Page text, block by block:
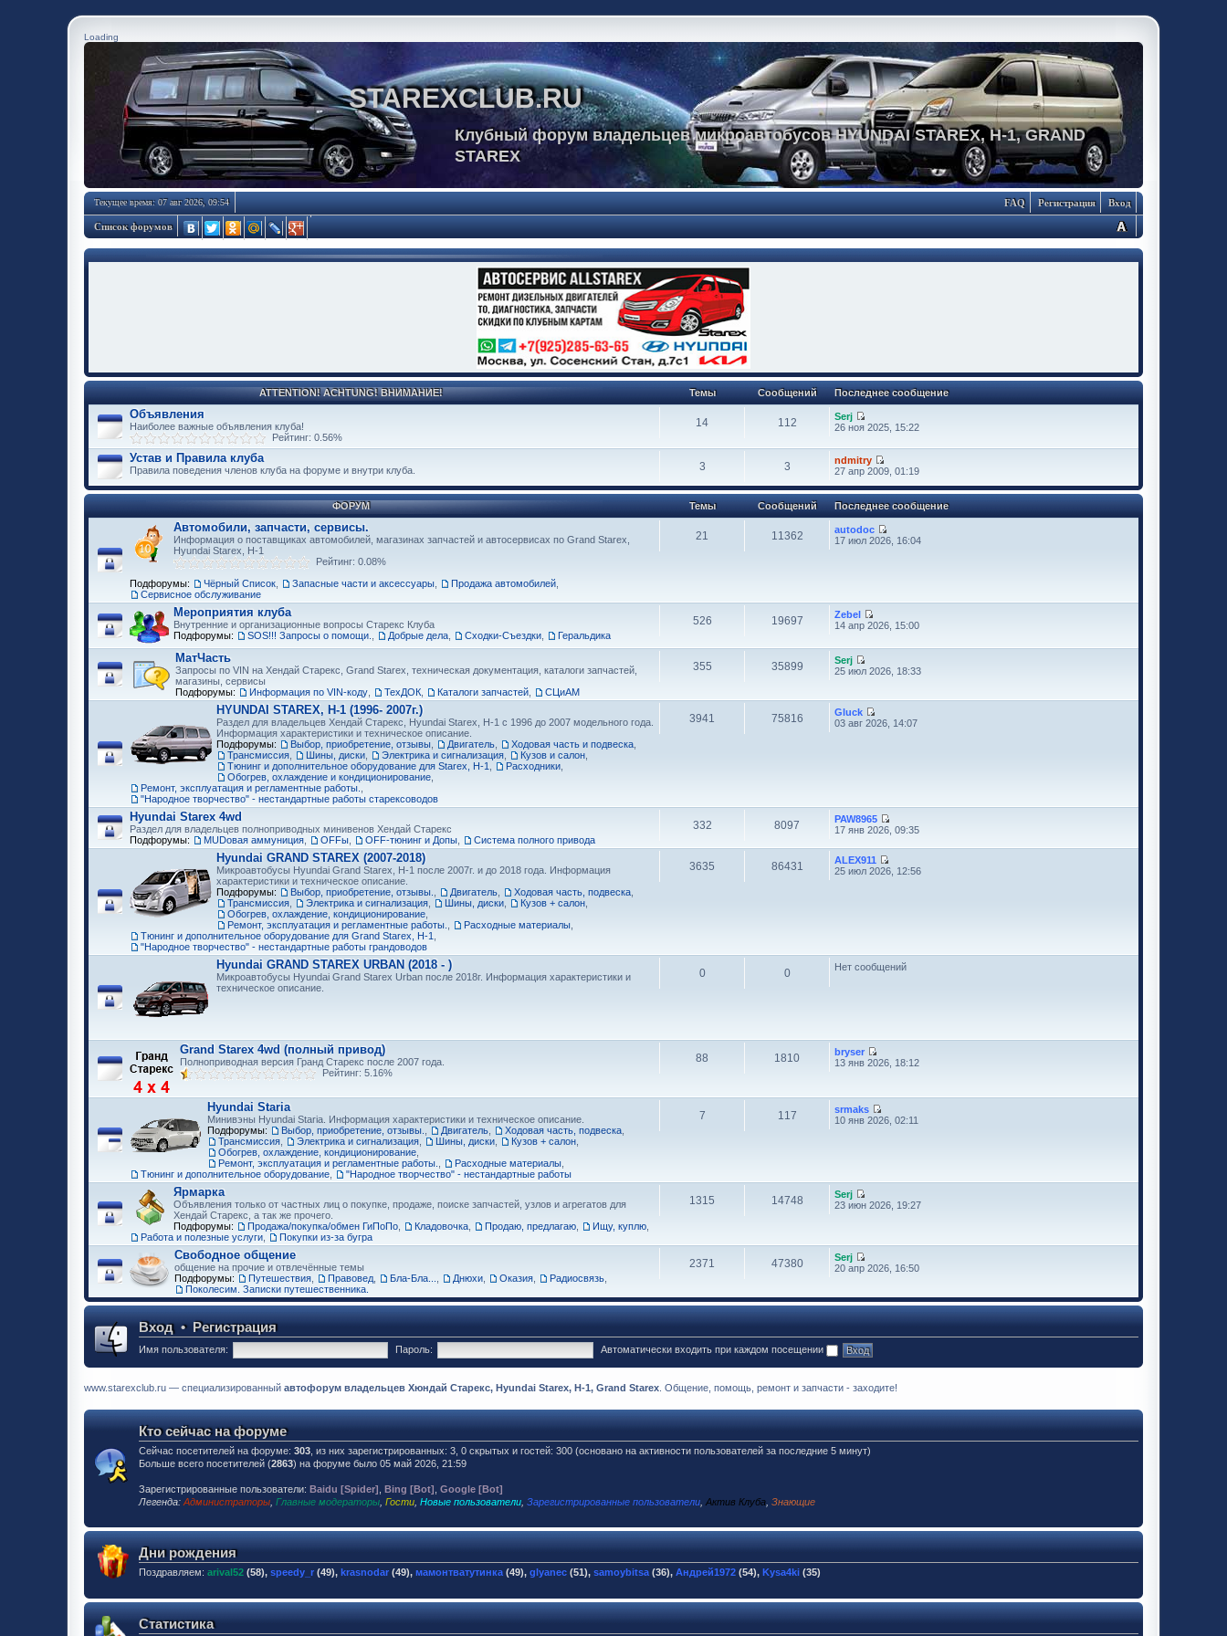
Loading
STAREXCLUB.RU
Клубный форум владельцев микроавтобусов HYUNDAI STAREX, H-1, GRAND
STAREX
Текущее время: 07 авг 2026, 09:54 Вход
Регистрация
FAQ
Список форумов
ATTENTION! ACHTUNG! ВНИМАНИЕ! Темы Сообщений Последнее сообщение
Объявления
Наиболее важные объявления клуба!
Рейтинг: 0.56%
14 112
Serj
26 ноя 2025, 15:22
Устав и Правила клуба
Правила поведения членов клуба на форуме и внутри клуба. 3 3
ndmitry
27 апр 2009, 01:19
ФОРУМ Темы Сообщений Последнее сообщение
Автомобили, запчасти, сервисы.
Информация о поставщиках автомобилей, магазинах запчастей и автосервисах по Grand Starex,
Hyundai Starex, H-1
Рейтинг: 0.08%
Подфорумы:
Чёрный Список Запасные части и аксессуары Продажа автомобилей
Сервисное обслуживание
21 11362
autodoc
17 июл 2026, 16:04
Мероприятия клуба
Внутренние и организационные вопросы Старекс Клуба
Подфорумы:
SOS!!! Запросы о помощи. Добрые дела Сходки-Съездки Геральдика
526 19697
Zebel
14 апр 2026, 15:00
МатЧасть
Запросы по VIN на Хендай Старекс, Grand Starex, техническая документация, каталоги запчастей,
магазины, сервисы
Подфорумы:
Информация по VIN-коду ТехДОК Каталоги запчастей СЦиАМ
355 35899
Serj
25 июл 2026, 18:33
HYUNDAI STAREX, H-1 (1996- 2007г.)
Раздел для владельцев Хендай Старекс, Hyundai Starex, H-1 с 1996 до 2007 модельного года.
Информация характеристики и техническое описание.
Подфорумы:
Выбор, приобретение, отзывы Двигатель Ходовая часть и подвеска
Трансмиссия
Шины, диски Электрика и сигнализация Кузов и салон
Тюнинг и дополнительное оборудование для Starex, H-1
Расходники
Обогрев, охлаждение и кондиционирование
Ремонт, эксплуатация и регламентные работы.
"Народное творчество" - нестандартные работы старексоводов
3941 75816
Gluck
03 авг 2026, 14:07
Hyundai Starex 4wd
Раздел для владельцев полноприводных минивенов Хендай Старекс
Подфорумы:
MUDовая аммуниция OFFы OFF-тюнинг и Допы Cистема полного привода
332 8097
PAW8965
17 янв 2026, 09:35
Hyundai GRAND STAREX (2007-2018)
Микроавтобусы Hyundai Grand Starex, H-1 после 2007г. и до 2018 года. Информация
характеристики и техническое описание.
Подфорумы:
Выбор, приобретение, отзывы. Двигатель Ходовая часть, подвеска
Трансмиссия
Электрика и сигнализация Шины, диски Кузов + салон
Обогрев, охлаждение, кондиционирование
Ремонт, эксплуатация и регламентные работы.
Расходные материалы
Тюнинг и дополнительное оборудование для Grand Starex, H-1
"Народное творчество" - нестандартные работы грандоводов
3635 86431
ALEX911
25 июл 2026, 12:56
Hyundai GRAND STAREX URBAN (2018 - )
Микроавтобусы Hyundai Grand Starex Urban после 2018г. Информация характеристики и
техническое описание.
0 0 Нет сообщений
Grand Starex 4wd (полный привод)
Полноприводная версия Гранд Старекс после 2007 года.
Рейтинг: 5.16%
88 1810
bryser
13 янв 2026, 18:12
Hyundai Staria
Минивэны Hyundai Staria. Информация характеристики и техническое описание.
Подфорумы:
Выбор, приобретение, отзывы. Двигатель Ходовая часть, подвеска
Трансмиссия
Электрика и сигнализация Шины, диски Кузов + салон
Обогрев, охлаждение, кондиционирование
Ремонт, эксплуатация и регламентные работы.
Расходные материалы
Тюнинг и дополнительное оборудование
"Народное творчество" - нестандартные работы
7 117
srmaks
10 янв 2026, 02:11
Ярмарка
Объявления только от частных лиц о покупке, продаже, поиске запчастей, узлов и агрегатов для
Хендай Старекс, а так же прочего.
Подфорумы:
Продажа/покупка/обмен ГиПоПо Кладовочка Продаю, предлагаю Ищу, куплю
Работа и полезные услуги
Покупки из-за бугра
1315 14748
Serj
23 июн 2026, 19:27
Свободное общение
общение на прочие и отвлечённые темы
Подфорумы:
Путешествия Правовед Бла-Бла... Днюхи Оказия Радиосвязь
Поколесим. Записки путешественника.
2371 47380
Serj
20 апр 2026, 16:50
Вход• Регистрация
Имя пользователя: Пароль: Автоматически входить при каждом посещении
www.starexclub.ru — специализированный автофорум владельцев Хюндай Старекс, Hyundai Starex, H-1, Grand Starex . Общение, помощь, ремонт и запчасти - заходите!
Кто сейчас на форуме
Сейчас посетителей на форуме: 303 , из них зарегистрированных: 3, 0 скрытых и гостей: 300 (основано на активности пользователей за последние 5 минут)
Больше всего посетителей (2863) на форуме было 05 май 2026, 21:59
Зарегистрированные пользователи: Baidu [Spider] Bing [Bot] Google [Bot]
Легенда: Администраторы Главные модераторы Гости Новые пользователи Зарегистрированные пользователи Актив Клуба Знающие
Дни рождения
Поздравляем: arival52 (58), speedy_r (49), krasnodar (49), мамонтватутинка (49), glyanec (51), samoybitsa (36), Андрей1972 (54), Kysa4ki (35)
Статистика